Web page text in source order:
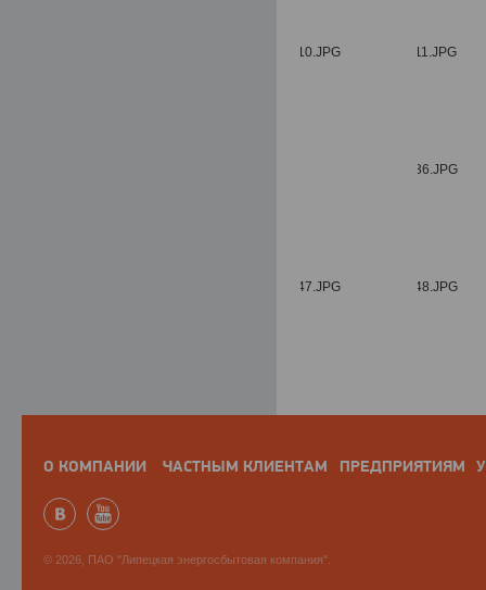
О КОМПАНИИ ЧАСТНЫМ КЛИЕНТАМ ПРЕДПРИЯТИЯМ
© 2026, ПАО "Липецкая энергосбытовая компания".